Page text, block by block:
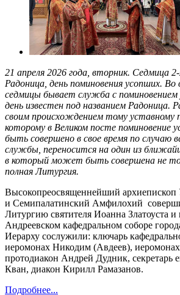
21 апреля 2026 года, вторник. Седмица 2-
Радоница, день поминовения усопших.
седмицы бывает служба с
день известен под названием Радоница.
своим происхождением тому уставному
которому в Великом посте поминовение
быть совершено в свое время по случаю
службы, переносится на один из
в который может быть совершена не
полная Литургия.
Высокопреосвященнейший архиепископ
и Семипалатинский Амфилохий
Литургию святителя Иоанна Златоуста и
Андреевском кафедральном соборе
Иерарху сослужили: ключарь
иеромонах Никодим (Авдеев),
протодиакон Андрей Дудник, секретарь
Кван, диакон Кирилл Рамазанов.
Подробнее...